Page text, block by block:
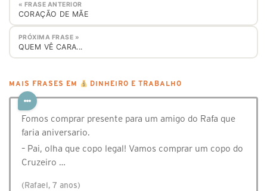
« FRASE ANTERIOR
CORAÇÃO DE MÃE
PRÓXIMA FRASE »
QUEM VÊ CARA...
MAIS FRASES EM DINHEIRO E TRABALHO
Fomos comprar presente para um amigo do Rafa que
faria aniversario.
– Pai, olha que copo legal! Vamos comprar um copo do
Cruzeiro …
(Rafael, 7 anos)